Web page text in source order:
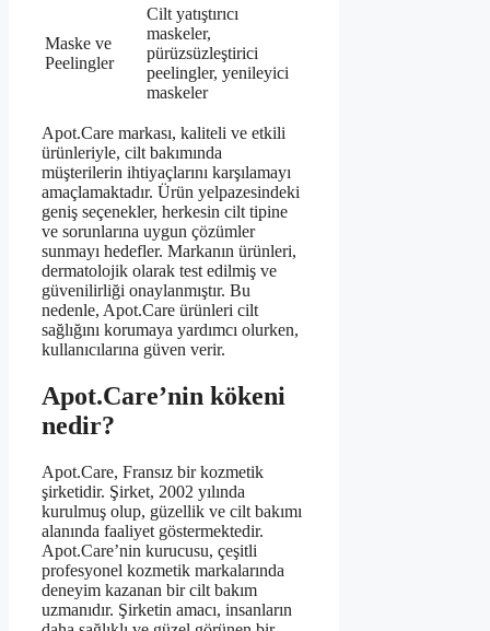
Maske ve
Peelingler
Cilt yatıştırıcı
maskeler,
pürüzsüzleştirici
peelingler, yenileyici
maskeler
Apot.Care markası, kaliteli ve etkili
ürünleriyle, cilt bakımında
müşterilerin ihtiyaçlarını karşılamayı
amaçlamaktadır. Ürün yelpazesindeki
geniş seçenekler, herkesin cilt tipine
ve sorunlarına uygun çözümler
sunmayı hedefler. Markanın ürünleri,
dermatolojik olarak test edilmiş ve
güvenilirliği onaylanmıştır. Bu
nedenle, Apot.Care ürünleri cilt
sağlığını korumaya yardımcı olurken,
kullanıcılarına güven verir.
Apot.Care’nin kökeni
nedir?
Apot.Care, Fransız bir kozmetik
şirketidir. Şirket, 2002 yılında
kurulmuş olup, güzellik ve cilt bakımı
alanında faaliyet göstermektedir.
Apot.Care’nin kurucusu, çeşitli
profesyonel kozmetik markalarında
deneyim kazanan bir cilt bakım
uzmanıdır. Şirketin amacı, insanların